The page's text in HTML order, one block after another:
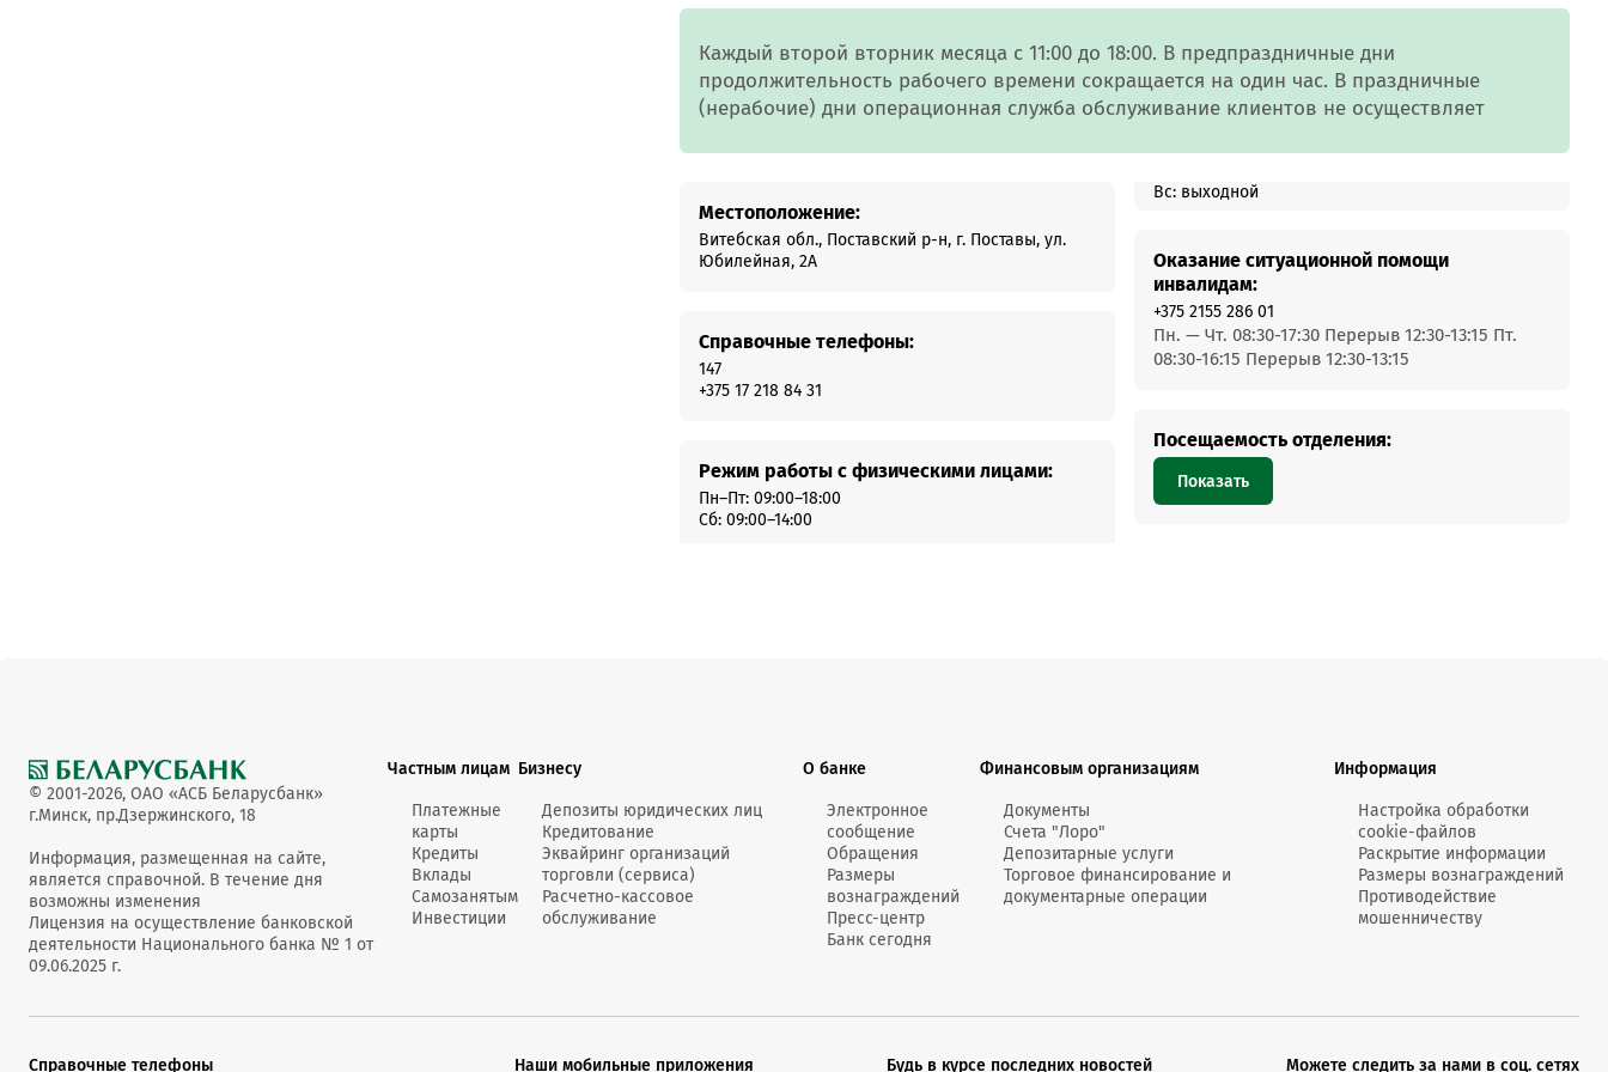
пн—пт 9:00 - 20:00*
* кроме праздничных дней
Спросить онлайн
Контакт-центр
Swoo Pay
Переводы по
телефона Visa
Каждый второй вторник месяца с 11:00 до 18:00. В предпраздничные дни
продолжительность рабочего времени сокращается на один час. В праздничные
(нерабочие) дни операционная служба обслуживание клиентов не осуществляет
Местоположение:
Витебская обл., Поставский р-н, г. Поставы, ул.
Юбилейная, 2А
Справочные телефоны:
147
+375 17 218 84 31
Режим работы с физическими лицами:
Пн–Пт: 09:00–18:00
Сб: 09:00–14:00
Вс: выходной
Оказание ситуационной помощи
инвалидам:
+375 2155 286 01
Пн. — Чт. 08:30-17:30 Перерыв 12:30-13:15 Пт.
08:30-16:15 Перерыв 12:30-13:15
Посещаемость отделения:
Показать
© 2001-2026, ОАО «АСБ Беларусбанк»
г.Минск, пр.Дзержинского, 18
Информация, размещенная на сайте,
является справочной. В течение дня
возможны изменения
Лицензия на осуществление банковской
деятельности Национального банка № 1 от
09.06.2025 г.
Частным лицам
Платежные
карты
Кредиты
Вклады
Самозанятым
Инвестиции
Бизнесу
Депозиты юридических лиц
Кредитование
Эквайринг организаций
торговли (сервиса)
Расчетно-кассовое
обслуживание
О банке
Электронное
сообщение
Обращения
Размеры
вознаграждений
Пресс-центр
Банк сегодня
Финансовым организациям
Документы
Счета "Лоро"
Депозитарные услуги
Торговое финансирование и
документарные операции
Информация
Настройка обработки
cookie-файлов
Раскрытие информации
Размеры вознаграждений
Противодействие
мошенничеству
Справочные телефоны Наши мобильные приложения Будь в курсе последних новостей Можете следить за нами в соц. сетях